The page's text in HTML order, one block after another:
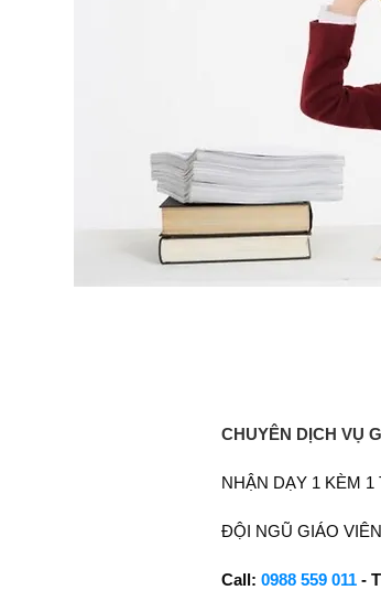
CHUYÊN DỊCH VỤ
NHẬN DẠY 1 KÈM 1
ĐỘI NGŨ GIÁO
Call: 0988 559 011 -